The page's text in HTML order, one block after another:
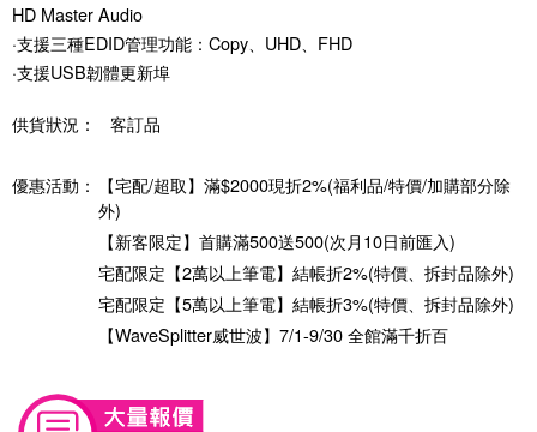
HD Master Audio
·支援三種EDID管理功能：Copy、UHD、FHD
·支援USB韌體更新埠
供貨狀況： 客訂品
優惠活動：
【宅配/超取】滿$2000現折2%(福利品/特價/加購部分除
外)
【新客限定】首購滿500送500(次月10日前匯入)
宅配限定【2萬以上筆電】結帳折2%(特價、拆封品除外)
宅配限定【5萬以上筆電】結帳折3%(特價、拆封品除外)
【WaveSplitter威世波】7/1-9/30 全館滿千折百